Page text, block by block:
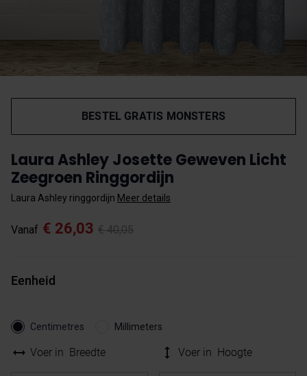
BESTEL GRATIS MONSTERS
Laura Ashley Josette Geweven Licht
Zeegroen Ringgordijn
Laura Ashley ringgordijn Meer details
Vanaf € 40,05
€ 26,03
Eenheid
Centimetres Millimeters
Voer in Breedte Voer in Hoogte